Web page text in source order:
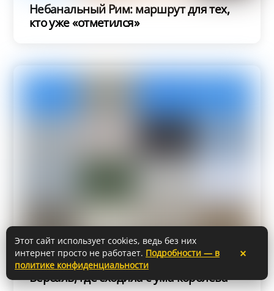
×
Этот сайт использует cookies, ведь без них
интернет просто не работает. Подробности — в
политике конфиденциальности
Небанальный Рим: маршрут для тех,
кто уже «отметился»
Дворец Келуш в Лиссабоне: маленький
Версаль, где сходила с ума королева